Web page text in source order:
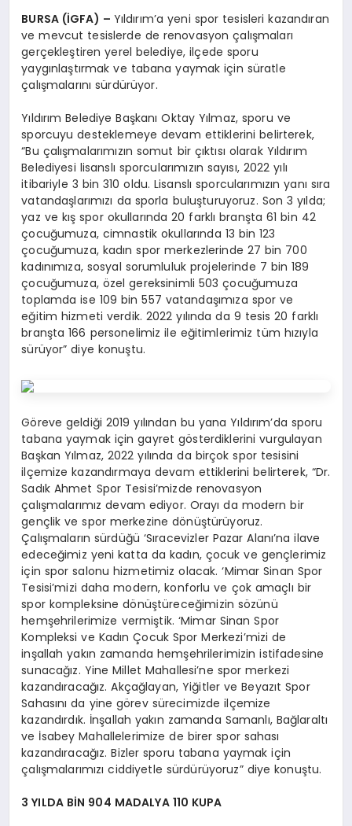
HABERLER
MAGAZIN
SAĞLIK
SPOR
TEKNOLOJI
BURSA (İGFA) – Yıldırım’a yeni spor tesisleri kazandıran
ve mevcut tesislerde de renovasyon çalışmaları
gerçekleştiren yerel belediye, ilçede sporu
yaygınlaştırmak ve tabana yaymak için süratle
çalışmalarını sürdürüyor.
Yıldırım Belediye Başkanı Oktay Yılmaz, sporu ve
sporcuyu desteklemeye devam ettiklerini belirterek,
“Bu çalışmalarımızın somut bir çıktısı olarak Yıldırım
Belediyesi lisanslı sporcularımızın sayısı, 2022 yılı
itibariyle 3 bin 310 oldu. Lisanslı sporcularımızın yanı sıra
vatandaşlarımızı da sporla buluşturuyoruz. Son 3 yılda;
yaz ve kış spor okullarında 20 farklı branşta 61 bin 42
çocuğumuza, cimnastik okullarında 13 bin 123
çocuğumuza, kadın spor merkezlerinde 27 bin 700
kadınımıza, sosyal sorumluluk projelerinde 7 bin 189
çocuğumuza, özel gereksinimli 503 çocuğumuza
toplamda ise 109 bin 557 vatandaşımıza spor ve
eğitim hizmeti verdik. 2022 yılında da 9 tesis 20 farklı
branşta 166 personelimiz ile eğitimlerimiz tüm hızıyla
sürüyor” diye konuştu.
Göreve geldiği 2019 yılından bu yana Yıldırım’da sporu
tabana yaymak için gayret gösterdiklerini vurgulayan
Başkan Yılmaz, 2022 yılında da birçok spor tesisini
ilçemize kazandırmaya devam ettiklerini belirterek, “Dr.
Sadık Ahmet Spor Tesisi’mizde renovasyon
çalışmalarımız devam ediyor. Orayı da modern bir
gençlik ve spor merkezine dönüştürüyoruz.
Çalışmaların sürdüğü ‘Sıracevizler Pazar Alanı’na ilave
edeceğimiz yeni katta da kadın, çocuk ve gençlerimiz
için spor salonu hizmetimiz olacak. ‘Mimar Sinan Spor
Tesisi’mizi daha modern, konforlu ve çok amaçlı bir
spor kompleksine dönüştüreceğimizin sözünü
hemşehrilerimize vermiştik. ‘Mimar Sinan Spor
Kompleksi ve Kadın Çocuk Spor Merkezi’mizi de
inşallah yakın zamanda hemşehrilerimizin istifadesine
sunacağız. Yine Millet Mahallesi’ne spor merkezi
kazandıracağız. Akçağlayan, Yiğitler ve Beyazıt Spor
Sahasını da yine görev sürecimizde ilçemize
kazandırdık. İnşallah yakın zamanda Samanlı, Bağlaraltı
ve İsabey Mahallelerimize de birer spor sahası
kazandıracağız. Bizler sporu tabana yaymak için
çalışmalarımızı ciddiyetle sürdürüyoruz” diye konuştu.
3 YILDA BİN 904 MADALYA 110 KUPA